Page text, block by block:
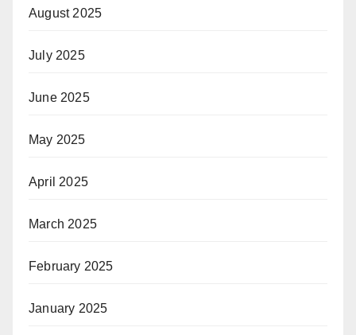
August 2025
July 2025
June 2025
May 2025
April 2025
March 2025
February 2025
January 2025